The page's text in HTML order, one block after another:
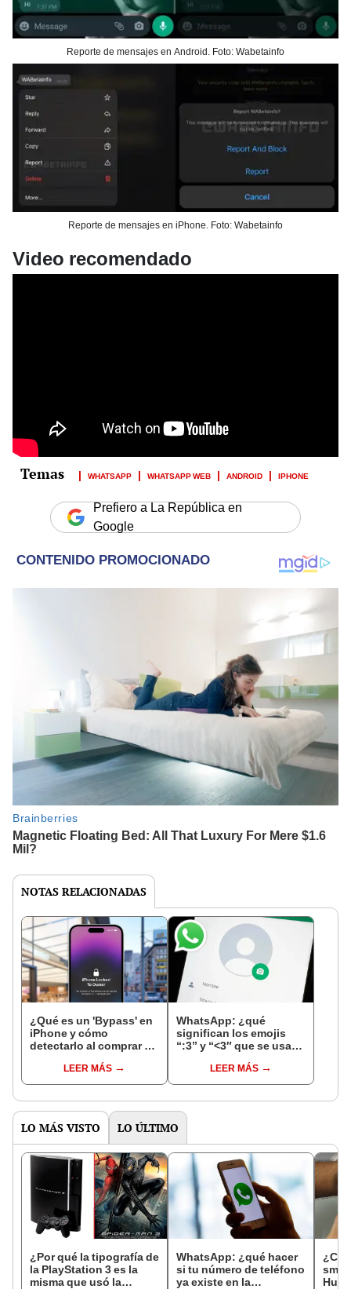
Reporte de mensajes en Android. Foto: Wabetainfo
Reporte de mensajes en iPhone. Foto: Wabetainfo
Video recomendado
WHATSAPP WHATSAPP WEB ANDROID IPHONE
Prefiero a La República en
Google
NOTAS RELACIONADAS
¿Qué es un 'Bypass' en
iPhone y cómo
detectarlo al comprar un
LEER MÁS
WhatsApp: ¿qué
significan los emojis
“:3” y “<3″ que se usan
LEER MÁS
LO MÁS VISTO LO ÚLTIMO
¿Por qué la tipografía de
la PlayStation 3 es la
misma que usó la
WhatsApp: ¿qué hacer
si tu número de teléfono
ya existe en la